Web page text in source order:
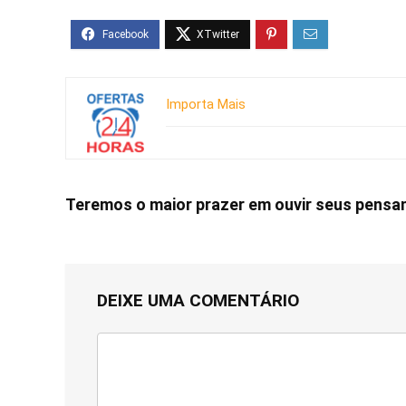
Importa Mais
Teremos o maior prazer em ouvir seus
DEIXE UMA COMENTÁRIO